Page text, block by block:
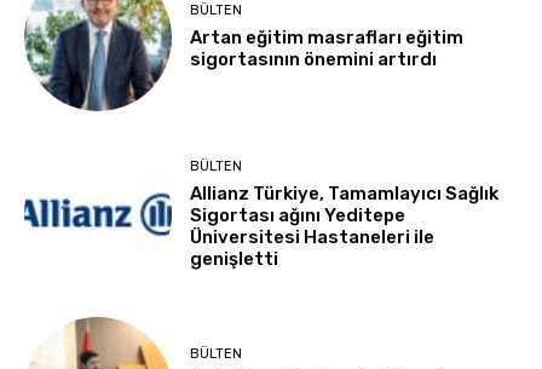
BÜLTEN
Artan eğitim masrafları eğitim
sigortasının önemini artırdı
BÜLTEN
Allianz Türkiye, Tamamlayıcı Sağlık
Sigortası ağını Yeditepe
Üniversitesi Hastaneleri ile
genişletti
BÜLTEN